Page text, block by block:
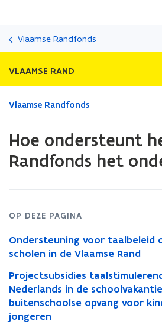
gaan
Vlaamse Randfonds
VLAAMSE RAND
Gedaan
bevindt
zich
het
Randfonds
het
Vlaamse Randfonds
Hoe ondersteunt
Randfonds het
OP DEZE PAGINA
Ondersteuning voor taalbeleid
scholen in de Vlaamse Rand
Projectsubsidies
Nederlands in de
buitenschoolse opvang voor
jongeren